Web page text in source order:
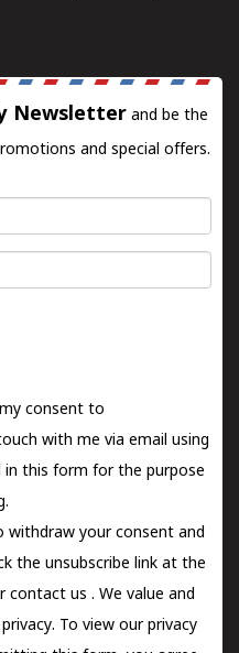
Newsletter and be the
and special offers.
consent to
with me via email using
this form for the purpose
withdraw your consent and
the unsubscribe link at the
contact us . We value and
To view our privacy